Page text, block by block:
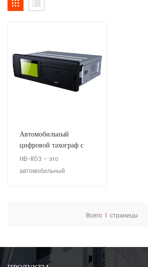
Автомобильный
цифровой тахограф с
принтером
HB-R03 - это
автомобильный
отслеживания /
Всего 1 страницы